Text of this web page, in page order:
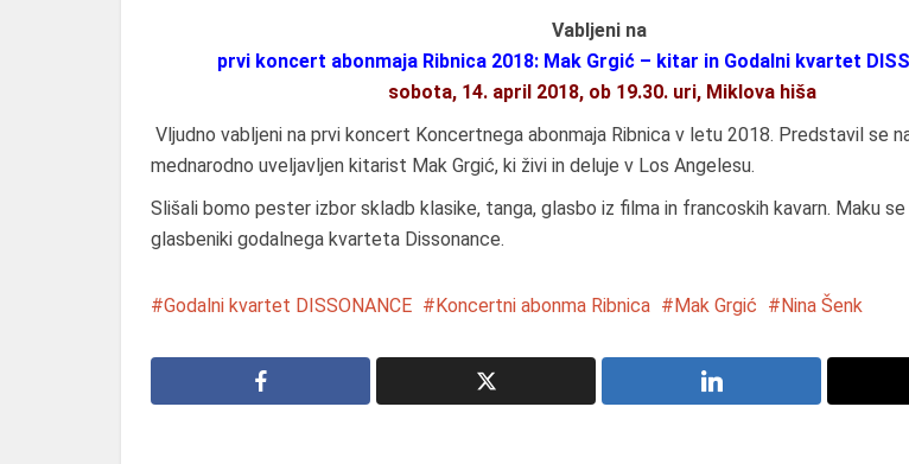
Vabljeni na
prvi koncert abonmaja Ribnica 2018: Mak Grgić – kitar in Godalni kvartet
sobota, 14. april 2018, ob 19.30. uri, Miklova hiša
Vljudno vabljeni na prvi koncert Koncertnega abonmaja Ribnica v letu 2018. Predstavil se
mednarodno uveljavljen kitarist Mak Grgić, ki živi in deluje v Los Angelesu.
Slišali bomo pester izbor skladb klasike, tanga, glasbo iz filma in francoskih kavarn. Maku
glasbeniki godalnega kvarteta Dissonance.
Godalni kvartet DISSONANCE Koncertni abonma Ribnica Mak Grgić Nina Šenk